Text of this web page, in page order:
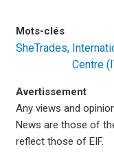
Mots-clés
SheTrades
Centre
Avertissement
Any views and
News are those of
reflect those of EIF.